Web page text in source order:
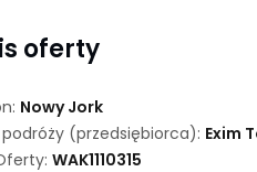
oferty
Nowy Jork
podróży (przedsiębiorca): Exim
WAK1110315